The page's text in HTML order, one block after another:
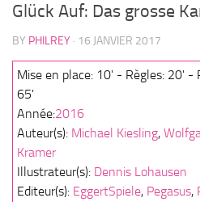
Glück Auf: Das grosse
BY PHILREY · 16 JANVIER 2017
Mise en place: 10' - Règles: 20' -
65'
Année:2016
Auteur(s): Michael Kiesling,
Kramer
Illustrateur(s): Dennis Lohausen
Editeur(s): EggertSpiele, Pegasus,